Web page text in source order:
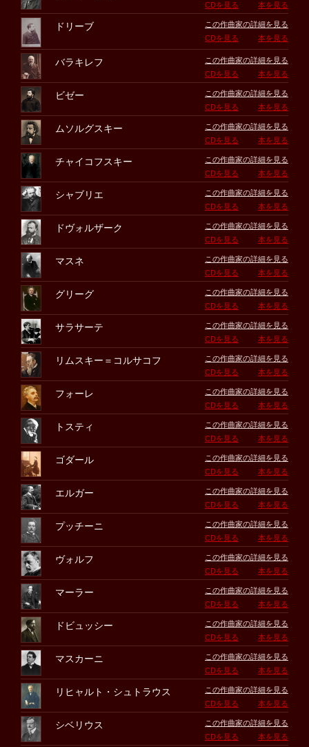
CDを見る
本を見る
ドリーブ
この作曲家の詳細を見る
CDを見る
本を見る
バラキレフ
この作曲家の詳細を見る
CDを見る
本を見る
ビゼー
この作曲家の詳細を見る
CDを見る
本を見る
ムソルグスキー
この作曲家の詳細を見る
CDを見る
本を見る
チャイコフスキー
この作曲家の詳細を見る
CDを見る
本を見る
シャブリエ
この作曲家の詳細を見る
CDを見る
本を見る
ドヴォルザーク
この作曲家の詳細を見る
CDを見る
本を見る
マスネ
この作曲家の詳細を見る
CDを見る
本を見る
グリーグ
この作曲家の詳細を見る
CDを見る
本を見る
サラサーテ
この作曲家の詳細を見る
CDを見る
本を見る
リムスキー＝コルサコフ
この作曲家の詳細を見る
CDを見る
本を見る
フォーレ
この作曲家の詳細を見る
CDを見る
本を見る
トスティ
この作曲家の詳細を見る
CDを見る
本を見る
ゴダール
この作曲家の詳細を見る
CDを見る
本を見る
エルガー
この作曲家の詳細を見る
CDを見る
本を見る
プッチーニ
この作曲家の詳細を見る
CDを見る
本を見る
ヴォルフ
この作曲家の詳細を見る
CDを見る
本を見る
マーラー
この作曲家の詳細を見る
CDを見る
本を見る
ドビュッシー
この作曲家の詳細を見る
CDを見る
本を見る
マスカーニ
この作曲家の詳細を見る
CDを見る
本を見る
リヒャルト・シュトラウス
この作曲家の詳細を見る
CDを見る
本を見る
シベリウス
この作曲家の詳細を見る
CDを見る
本を見る